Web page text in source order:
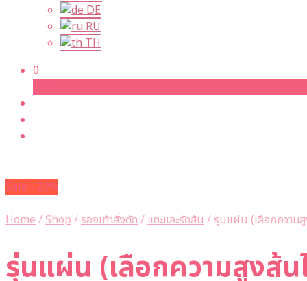
DE
RU
TH
0
Sale - 29%
Home/Shop/รองเท้าสั่งตัด/แตะและรัดส้น/ รุ่นแผ่น (เลือกความ
รุ่นแผ่น (เลือกความสูงส้น